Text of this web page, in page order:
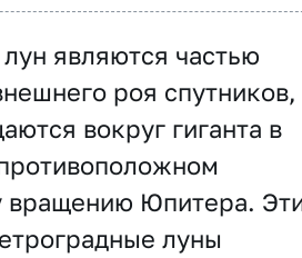
являются частью
роя спутников,
вокруг гиганта в
вращению Юпитера.
луны